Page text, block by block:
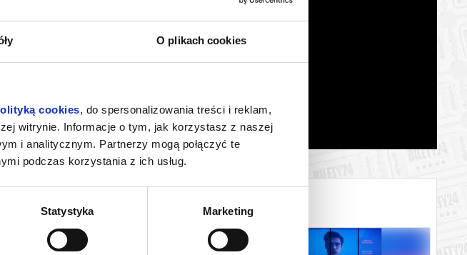
O plikach cookies
cookies, do spersonalizowania treści i reklam,
witrynie. Informacje o tym, jak korzystasz z naszej
i analitycznym. Partnerzy mogą połączyć te
podczas korzystania z ich usług.
Statystyka Marketing